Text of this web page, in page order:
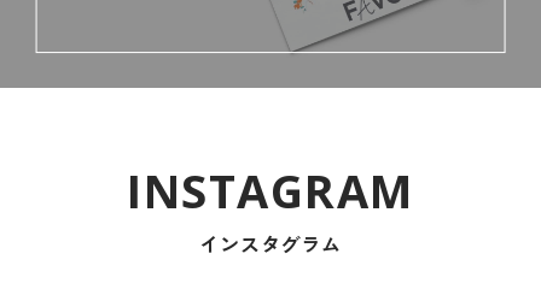
インスタグラム